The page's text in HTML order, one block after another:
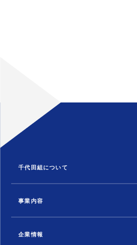
千代田組について
事業内容
企業情報